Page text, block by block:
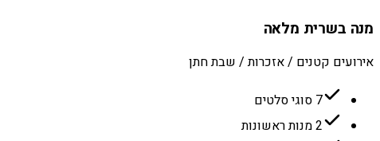
מנה בשרית מלאה
אירועים קטנים / אזכרות / שבת חתן
7 סוגי סלטים
2 מנות ראשונות